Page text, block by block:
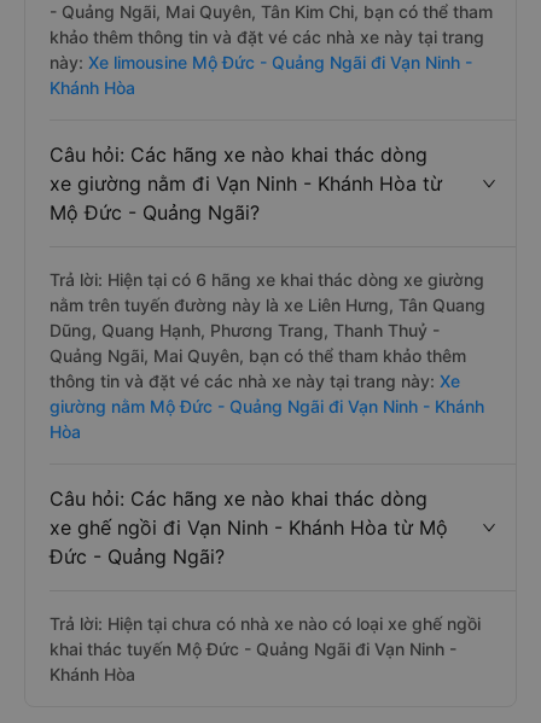
- Quảng Ngãi, Mai Quyên, Tân Kim Chi, bạn có thể tham
khảo thêm thông tin và đặt vé các nhà xe này tại trang
này: Xe limousine Mộ Đức - Quảng Ngãi đi Vạn Ninh -
Khánh Hòa
Câu hỏi: Các hãng xe nào khai thác dòng
xe giường nằm đi Vạn Ninh - Khánh Hòa từ
Mộ Đức - Quảng Ngãi?
Trả lời: Hiện tại có 6 hãng xe khai thác dòng xe giường
nằm trên tuyến đường này là xe Liên Hưng, Tân Quang
Dũng, Quang Hạnh, Phương Trang, Thanh Thuỷ -
Quảng Ngãi, Mai Quyên, bạn có thể tham khảo thêm
thông tin và đặt vé các nhà xe này tại trang này: Xe
giường nằm Mộ Đức - Quảng Ngãi đi Vạn Ninh - Khánh
Hòa
Câu hỏi: Các hãng xe nào khai thác dòng
xe ghế ngồi đi Vạn Ninh - Khánh Hòa từ Mộ
Đức - Quảng Ngãi?
Trả lời: Hiện tại chưa có nhà xe nào có loại xe ghế ngồi
khai thác tuyến Mộ Đức - Quảng Ngãi đi Vạn Ninh -
Khánh Hòa